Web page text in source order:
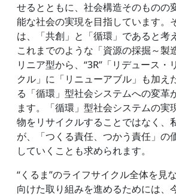
せるとともに、社会構造そのものの
能な社会の実現を目指しています。
は、「共創」と「循環」であると考
これまでのような「資源の採掘～製
リニア型から、“3R”「リデュース・
クル」に「リニューアブル」も加え
る「循環」型社会システムへの変革
ます。「循環」型社会システムの実
物をリサイクルすることではなく、
が、「つくる責任、つかう責任」の
していくことも求められます。
“くるま”のライフサイクル全体を見
向けた取り組みを進めるためには、